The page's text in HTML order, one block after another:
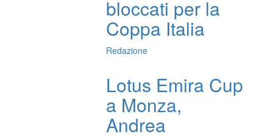
bloccati per la
Coppa Italia
Redazione
Lotus Emira Cup
a Monza,
Andrea